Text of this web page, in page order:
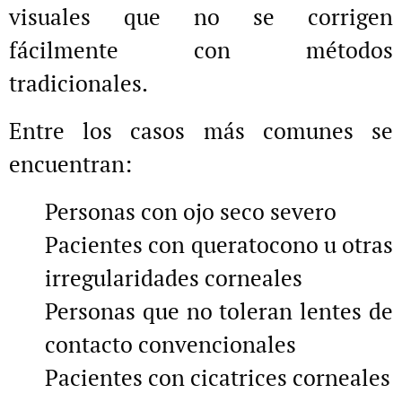
visuales que no se corrigen
fácilmente con métodos
tradicionales.
Entre los casos más comunes se
encuentran:
Personas con ojo seco severo
Pacientes con queratocono u otras
irregularidades corneales
Personas que no toleran lentes de
contacto convencionales
Pacientes con cicatrices corneales